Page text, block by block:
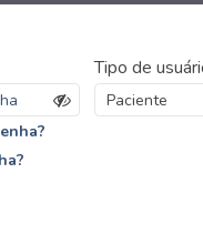
Tipo de